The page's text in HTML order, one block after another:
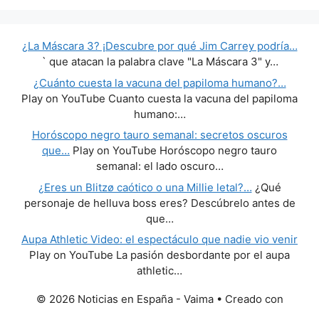
¿La Máscara 3? ¡Descubre por qué Jim Carrey podría…
` que atacan la palabra clave "La Máscara 3" y…
¿Cuánto cuesta la vacuna del papiloma humano?…
Play on YouTube Cuanto cuesta la vacuna del papiloma
humano:…
Horóscopo negro tauro semanal: secretos oscuros
que… Play on YouTube Horóscopo negro tauro
semanal: el lado oscuro…
¿Eres un Blitzø caótico o una Millie letal?… ¿Qué
personaje de helluva boss eres? Descúbrelo antes de
que…
Aupa Athletic Video: el espectáculo que nadie vio venir
Play on YouTube La pasión desbordante por el aupa
athletic…
© 2026 Noticias en España - Vaima• Creado con